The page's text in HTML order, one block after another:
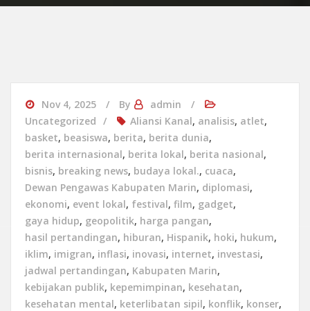
Nov 4, 2025 By
admin
Uncategorized
Aliansi Kanal, analisis, atlet,
basket, beasiswa, berita, berita dunia,
berita internasional, berita lokal, berita nasional,
bisnis, breaking news, budaya lokal., cuaca,
Dewan Pengawas Kabupaten Marin, diplomasi,
ekonomi, event lokal, festival, film, gadget,
gaya hidup, geopolitik, harga pangan,
hasil pertandingan, hiburan, Hispanik, hoki, hukum,
iklim, imigran, inflasi, inovasi, internet, investasi,
jadwal pertandingan, Kabupaten Marin,
kebijakan publik, kepemimpinan, kesehatan,
kesehatan mental, keterlibatan sipil, konflik, konser,